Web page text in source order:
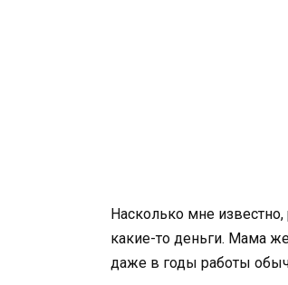
Насколько мне
какие-то деньги. Мама
даже в годы работы